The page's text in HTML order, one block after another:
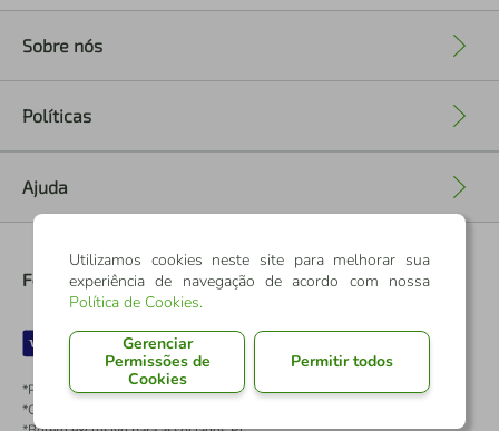
Sobre nós
Políticas
Ajuda
Formas de Pagamento
*Pontos dos Cartões Sicredi
*Cartões Sicredi
Utilizamos cookies neste site para melhorar sua
experiência de navegação de acordo com nossa
Política de Cookies.
Gerenciar
Permissões de
Cookies
Permitir todos